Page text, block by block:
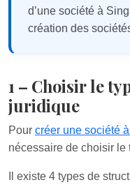
d’une société à
création des
1 – Choisir le
juridique
Pour créer une société
nécessaire de choisir le
Il existe 4 types de